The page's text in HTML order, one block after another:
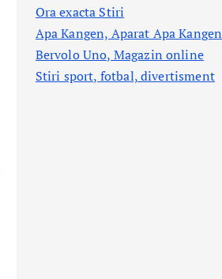
Ora exacta Stiri
Apa Kangen, Aparat Apa Kangen
Bervolo Uno, Magazin online
Stiri sport, fotbal,divertisment